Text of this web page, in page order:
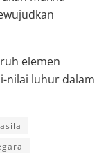
elemen
nilai luhur dalam